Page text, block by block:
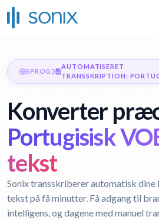
SPROG
AUTOMATISERET
TRANSSKRIPTION:
Konverter
Portugisisk
tekst
Sonix transskriberer automatisk
tekst på få minutter. Få adgang til
intelligens, og dagene med manuel